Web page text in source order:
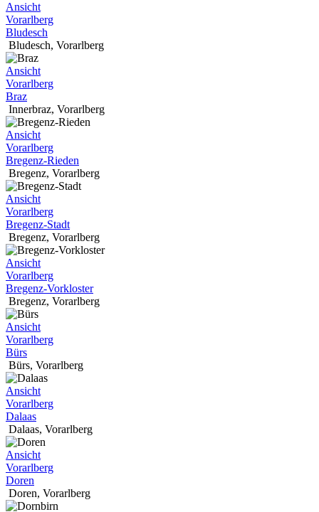
Ansicht
Vorarlberg
Bludesch
Bludesch, Vorarlberg
Ansicht
Vorarlberg
Braz
Innerbraz, Vorarlberg
Ansicht
Vorarlberg
Bregenz-Rieden
Bregenz, Vorarlberg
Ansicht
Vorarlberg
Bregenz-Stadt
Bregenz, Vorarlberg
Ansicht
Vorarlberg
Bregenz-Vorkloster
Bregenz, Vorarlberg
Ansicht
Vorarlberg
Bürs
Bürs, Vorarlberg
Ansicht
Vorarlberg
Dalaas
Dalaas, Vorarlberg
Ansicht
Vorarlberg
Doren
Doren, Vorarlberg